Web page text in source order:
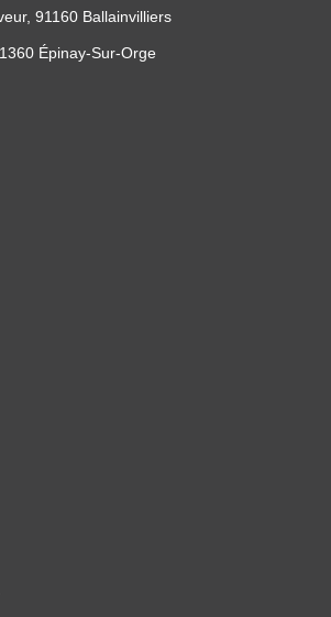
91160 Ballainvilliers
Épinay-Sur-Orge